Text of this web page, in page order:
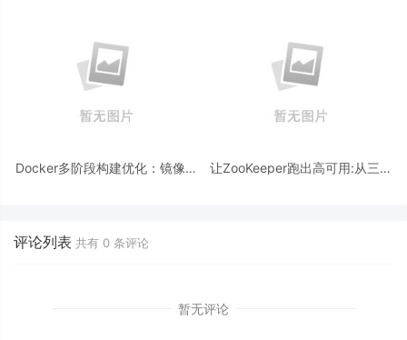
Docker多阶段构建优化：镜像体
让ZooKeeper跑出高可用:从三节
评论列表 共有 0 条评论
暂无评论